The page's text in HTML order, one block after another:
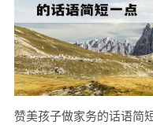
赞美孩子做家务的话语简